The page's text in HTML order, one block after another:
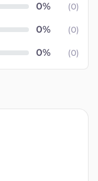
(0)
(0)
(0)